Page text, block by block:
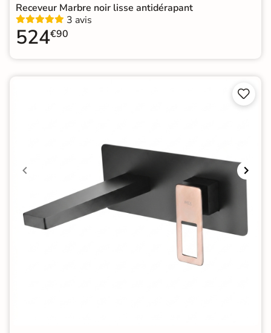
Receveur Marbre noir lisse antidérapant
3 avis
524€90

